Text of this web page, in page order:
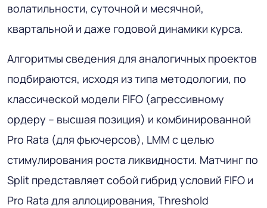
волатильности, суточной и месячной,
квартальной и даже годовой динамики курса.
Алгоритмы сведения для аналогичных проектов
подбираются, исходя из типа методологии, по
классической модели FIFO (агрессивному
ордеру – высшая позиция) и комбинированной
Pro Rata (для фьючерсов), LMM с целью
стимулирования роста ликвидности. Матчинг по
Split представляет собой гибрид условий FIFO и
Pro Rata для аллоцирования, Threshold